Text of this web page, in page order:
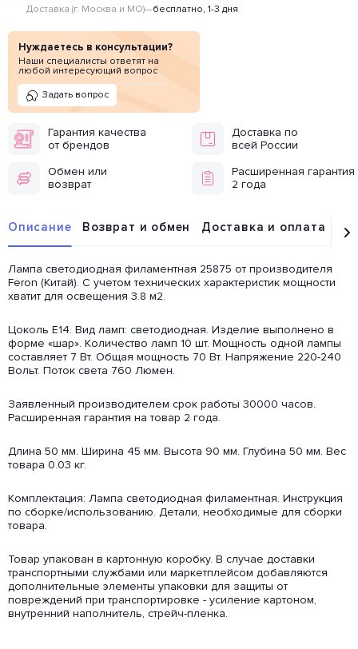
Доставка (г. Москва и МО)—бесплатно, 1-3 дня
Нуждаетесь в консультации?
Наши специалисты ответят на
любой интересующий вопрос
Задать вопрос
Гарантия качества
от брендов
Доставка по
всей России
Обмен или
возврат
Расширенная гарантия
2 года
Описание Возврат и обмен Доставка и оплата
Лампа светодиодная филаментная 25875 от производителя
Feron (Китай). С учетом технических характеристик мощности
хватит для освещения 3.8 м2.
Цоколь E14. Вид ламп: светодиодная. Изделие выполнено в
форме «шар». Количество ламп 10 шт. Мощность одной лампы
составляет 7 Вт. Общая мощность 70 Вт. Напряжение 220-240
Вольт. Поток света 760 Люмен.
Заявленный производителем срок работы 30000 часов.
Расширенная гарантия на товар 2 года.
Длина 50 мм. Ширина 45 мм. Высота 90 мм. Глубина 50 мм. Вес
товара 0.03 кг.
Комплектация: Лампа светодиодная филаментная. Инструкция
по сборке/использованию. Детали, необходимые для сборки
товара.
Товар упакован в картонную коробку. В случае доставки
транспортными службами или маркетплейсом добавляются
дополнительные элементы упаковки для защиты от
повреждений при транспортировке - усиление картоном,
внутренний наполнитель, стрейч-пленка.